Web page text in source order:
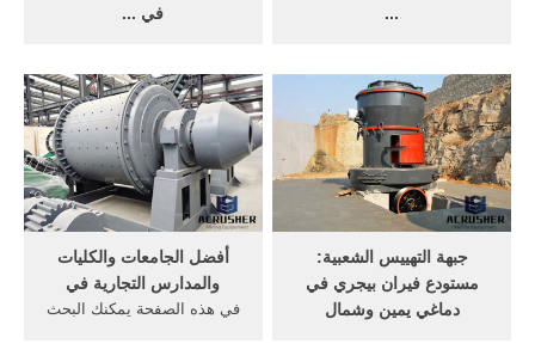
في ...
أمين ومنتجات Di إيثانول أمين
بأفضل ...
...
صياغة الافراد على ... الاسمنت
أفضل الجامعات والكليات
والمدارس التجارية في
في هذه الصفحة يمكنك البحث
جبهة التهييس الشعبية:
مستودع فيران بيجري في
دماغي يمين وشمال